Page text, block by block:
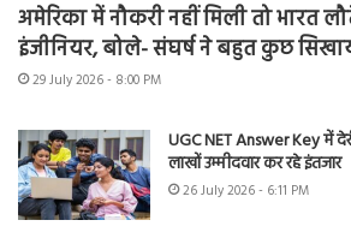
अमेरिका में नौकरी नहीं मिली तो भारत
इंजीनियर, बोले- संघर्ष ने बहुत कुछ
29 July 2026 - 8:00 PM
UGC NET Answer Key में
लाखों उम्मीदवार कर रहे इंतजार
26 July 2026 - 6:11 PM